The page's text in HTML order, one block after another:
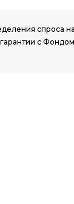
спроса
с